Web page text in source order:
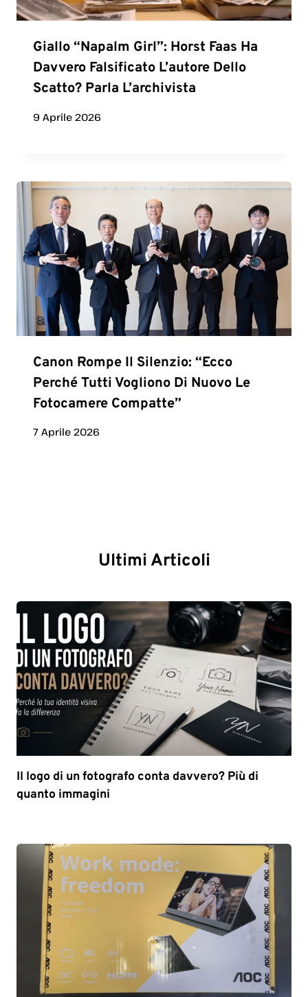
Giallo “Napalm Girl”: Horst Faas Ha
Davvero Falsificato L’autore Dello
Scatto? Parla L’archivista
9 Aprile 2026
Canon Rompe Il Silenzio: “Ecco
Perché Tutti Vogliono Di Nuovo Le
Fotocamere Compatte”
7 Aprile 2026
Ultimi Articoli
Il logo di un fotografo conta davvero? Più di
quanto immagini